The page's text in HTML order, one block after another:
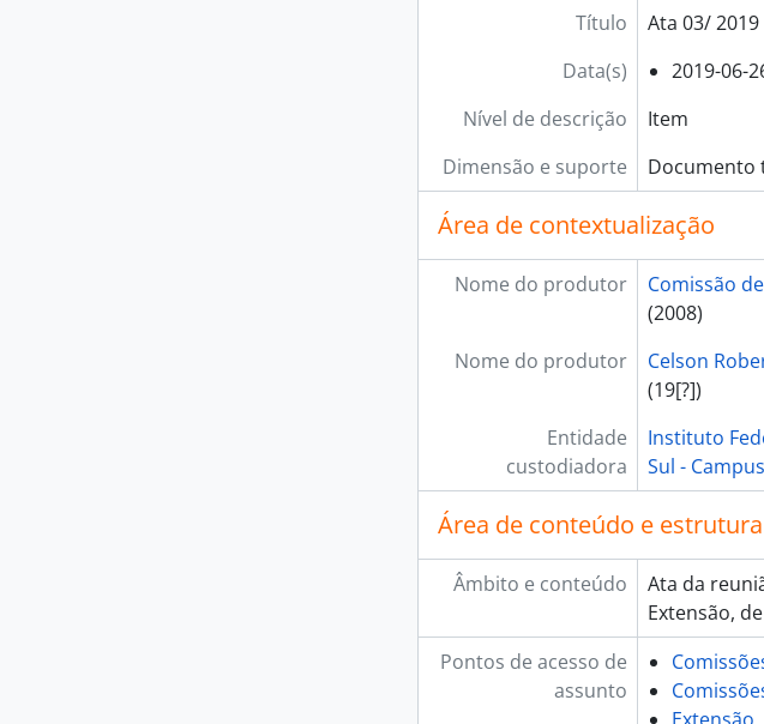
Título
Ata 03/ 2019
Data(s)
2019-06-
Nível de descrição
Item
Dimensão e suporte
Documento
Área de contextualização
Nome do produtor
Comissão
(2008)
Nome do produtor
Celson
(19[?])
Entidade
custodiadora
Instituto
Sul -
Área de conteúdo e estrutura
Âmbito e conteúdo
Ata da
Extensão,
Pontos de acesso de
assunto